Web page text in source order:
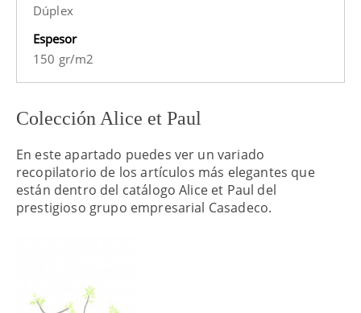
Dúplex
Espesor
150 gr/m2
Colección Alice et Paul
En este apartado puedes ver un variado
recopilatorio de los artículos más elegantes que
están dentro del catálogo Alice et Paul del
prestigioso grupo empresarial Casadeco.